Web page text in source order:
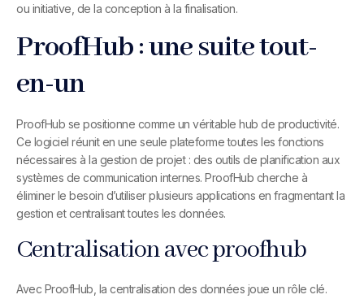
ou initiative, de la conception à la finalisation.
ProofHub : une suite tout-
en-un
ProofHub se positionne comme un véritable hub de productivité.
Ce logiciel réunit en une seule plateforme toutes les fonctions
nécessaires à la gestion de projet : des outils de planification aux
systèmes de communication internes. ProofHub cherche à
éliminer le besoin d’utiliser plusieurs applications en fragmentant la
gestion et centralisant toutes les données.
Centralisation avec proofhub
Avec ProofHub, la centralisation des données joue un rôle clé.